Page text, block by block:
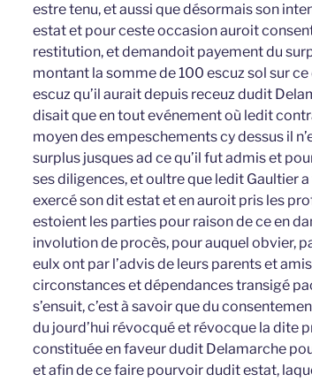
estre tenu, et aussi que désormais son
estat et pour ceste occasion auroit
restitution, et demandoit payement du
montant la somme de 100 escuz sol sur
escuz qu’il aurait depuis receuz dudit
disait que en tout evénement où ledit
moyen des empeschements cy dessus il
surplus jusques ad ce qu’il fut admis et
ses diligences, et oultre que ledit Gaultier
exercé son dit estat et en auroit pris les
estoient les parties pour raison de ce en
involution de procès, pour auquel obvier,
eulx ont par l’advis de leurs parents et
circonstances et dépendances transigé
s’ensuit, c’est à savoir que du
du jourd’hui révocqué et révocque la dite
constituée en faveur dudit Delamarche
et afin de ce faire pourvoir dudit estat,